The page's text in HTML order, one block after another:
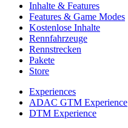
Inhalte & Features
Features & Game Modes
Kostenlose Inhalte
Rennfahrzeuge
Rennstrecken
Pakete
Store
Experiences
ADAC GTM Experience
DTM Experience